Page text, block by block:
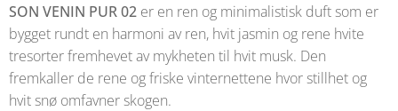
SON VENIN PUR 02 er en ren og minimalistisk duft som er
bygget rundt en harmoni av ren, hvit jasmin og rene hvite
tresorter fremhevet av mykheten til hvit musk. Den
fremkaller de rene og friske vinternettene hvor stillhet og
hvit snø omfavner skogen.